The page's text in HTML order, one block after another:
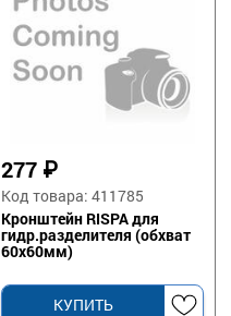
277 ₽
Код товара: 411785
Кронштейн RISPA для
гидр.разделителя (обхват
60x60мм)
КУПИТЬ